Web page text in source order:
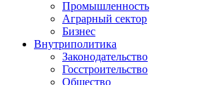
Промышленность
Аграрный сектор
Бизнес
Внутриполитика
Законодательство
Госстроительство
Общество